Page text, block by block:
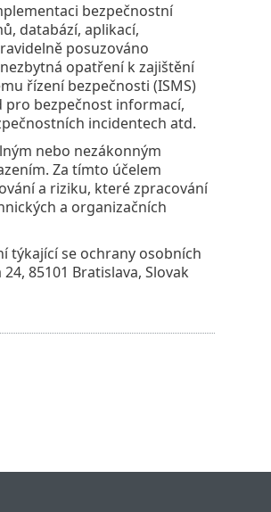
bezpečnostní
databází, aplikací,
posuzováno
opatření k zajištění
řízení bezpečnosti (ISMS)
pro bezpečnost informací,
incidentech atd.
nebo nezákonným
Za tímto účelem
a riziku, které zpracování
a organizačních
týkající se ochrany osobních
85101 Bratislava, Slovak